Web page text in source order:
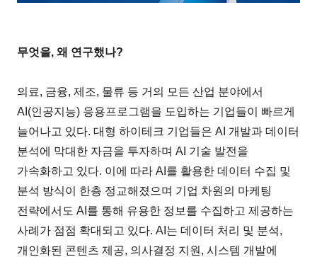
무엇을, 왜 연구했나?
의료, 금융, 제조, 물류 등 거의 모든 산업 분야에서
AI(인공지능) 응용프로그램을 도입하는 기업들이 빠르게
늘어나고 있다. 대형 하이테크 기업들은 AI 개발과 데이터
분석에 막대한 자금을 투자하며 AI 기술 발전을
가속화하고 있다. 이에 따라 AI를 활용한 데이터 수집 및
분석 방식이 한층 정교해졌으며 기업 차원의 마케팅
전략에서도 AI를 통해 유용한 정보를 수집하고 제공하는
사례가 점점 확대되고 있다. AI는 데이터 처리 및 분석,
개인화된 콘텐츠 제공, 의사결정 지원, 시스템 개발에